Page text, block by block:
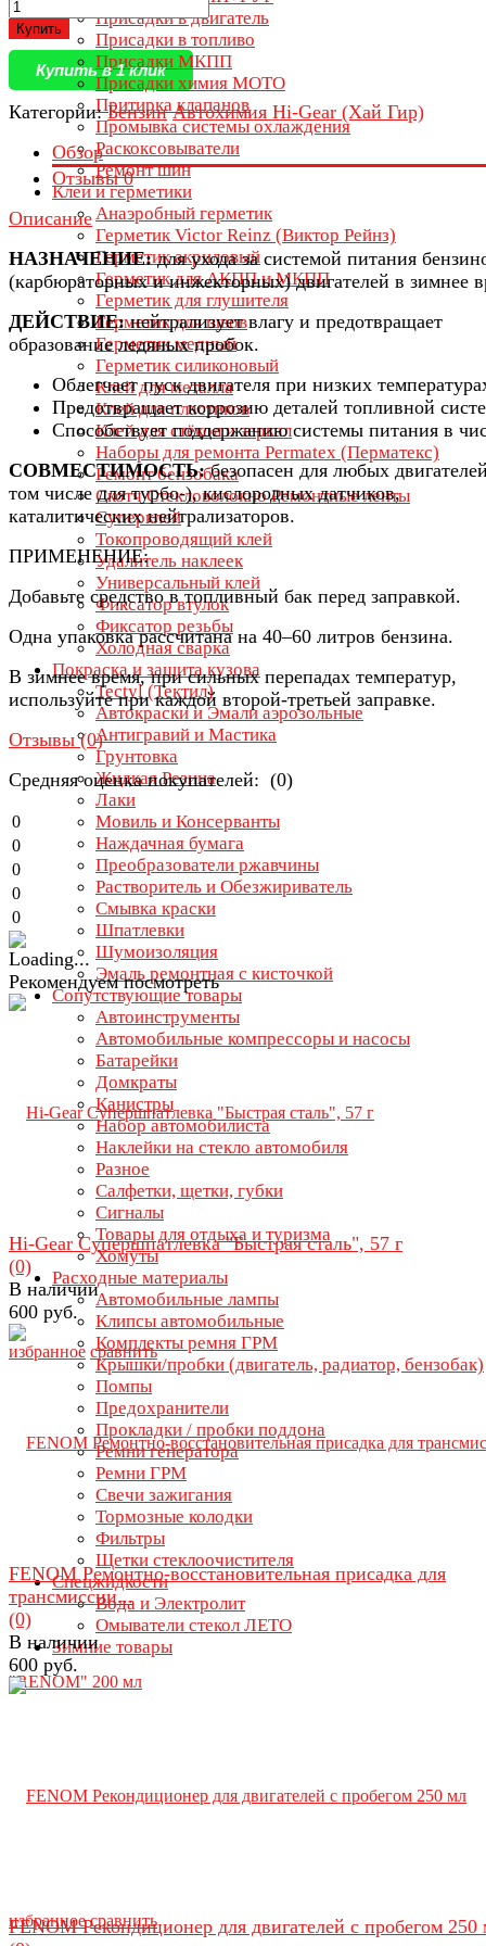
Присадки в двигатель
Присадки в топливо
Присадки МКПП
Присадки химия МОТО
Притирка клапанов
Промывка системы охлаждения
Раскоксовыватели
Ремонт шин
Клеи и герметики
Анаэробный герметик
Герметик Victor Reinz (Виктор Рейнз)
Герметик акриловый
Герметик для АКПП и МКПП
Герметик для глушителя
Герметик для швов
Герметик медный
Герметик силиконовый
Клей для металла
Клей для пластиков
Клей для стёкол и зеркал
Наборы для ремонта Permatex (Перматекс)
Ремонт бензобака
Скотч Стекловолокно Ремонтные ленты
Суперклей
Токопроводящий клей
Удалитель наклеек
Универсальный клей
Фиксатор втулок
Фиксатор резьбы
Холодная сварка
Покраска и защита кузова
Tectyl (Тектил)
Автокраски и Эмали аэрозольные
Антигравий и Мастика
Грунтовка
Жидкая Резина
Лаки
Мовиль и Консерванты
Наждачная бумага
Преобразователи ржавчины
Растворитель и Обезжириватель
Смывка краски
Шпатлевки
Шумоизоляция
Эмаль ремонтная с кисточкой
Сопутствующие товары
Автоинструменты
Автомобильные компрессоры и насосы
Батарейки
Домкраты
Канистры
Набор автомобилиста
Наклейки на стекло автомобиля
Разное
Салфетки, щетки, губки
Сигналы
Товары для отдыха и туризма
Хомуты
Расходные материалы
Автомобильные лампы
Клипсы автомобильные
Комплекты ремня ГРМ
Крышки/пробки (двигатель, радиатор, бензобак)
Помпы
Предохранители
Прокладки / пробки поддона
Ремни генератора
Ремни ГРМ
Свечи зажигания
Тормозные колодки
Фильтры
Щетки стеклоочистителя
Спецжидкости
Вода и Электролит
Омыватели стекол ЛЕТО
Зимние товары
Купить
Купить в 1 клик
Категории:Бензин Автохимия Hi-Gear (Хай Гир)
Обзор
Отзывы0
Описание
НАЗНАЧЕНИЕ:для ухода за системой питания
(карбюраторных и инжекторных) двигателей в зимнее
ДЕЙСТВИЕ:нейтрализует влагу и предотвращает
образование ледяных пробок.
Облегчает пуск двигателя при низких
Предотвращает коррозию деталей топливной
Способствует поддержанию системы питания в
СОВМЕСТИМОСТЬ:безопасен для любых
том числе для турбо-), кислородных датчиков,
каталитических нейтрализаторов.
ПРИМЕНЕНИЕ:
Добавьте средство в топливный бак перед заправкой.
Одна упаковка рассчитана на 40–60 литров бензина.
В зимнее время, при сильных перепадах температур,
используйте при каждой второй-третьей заправке.
Отзывы (0)
Средняя оценка покупателей: (0)
0
0
0
0
0
Рекомендуем посмотреть
избранное сравнить
Hi-Gear Супершпатлевка "Быстрая сталь", 57 г
(0)
В наличии
600 руб.
избранное сравнить
FENOM Ремонтно-восстановительная присадка для
трансмиссии...
(0)
В наличии
600 руб.
FENOM Рекондиционер для двигателей с пробегом 250